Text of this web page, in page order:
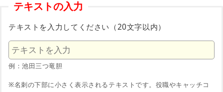
テキストの入力
テキストを入力してください（20文字以内）
例：池田三つ竜胆
※名刺の下部に小さく表示されるテキストです。役職やキャッチコ